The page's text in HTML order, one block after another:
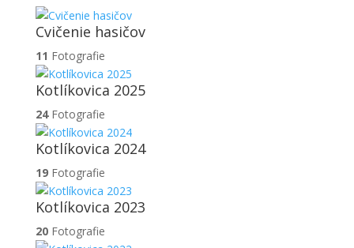
Cvičenie hasičov
11 Fotografie
Kotlíkovica 2025
24Fotografie
Kotlíkovica 2024
19Fotografie
Kotlíkovica 2023
20Fotografie